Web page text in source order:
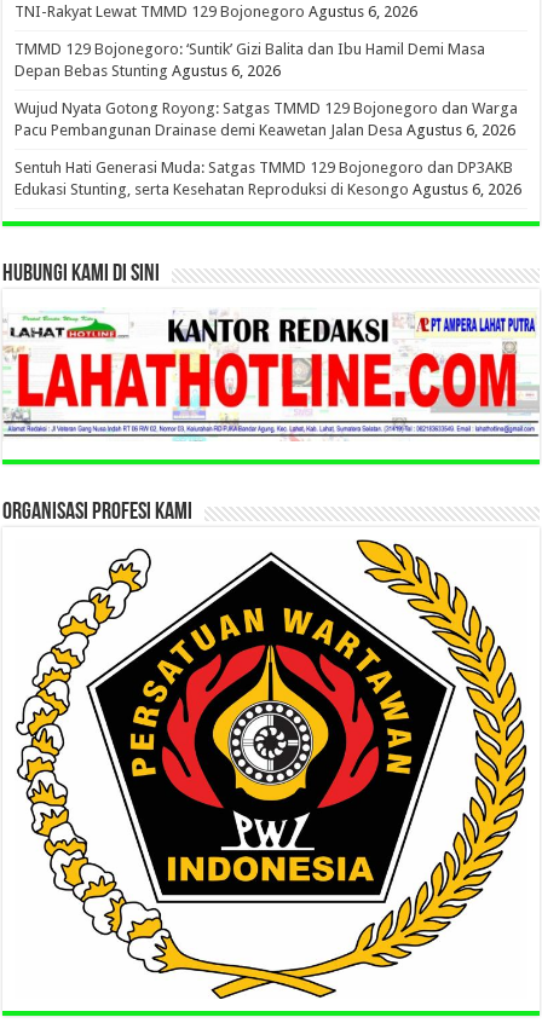
TNI-Rakyat Lewat TMMD 129 Bojonegoro Agustus 6, 2026
TMMD 129 Bojonegoro: ‘Suntik’ Gizi Balita dan Ibu Hamil Demi Masa
Depan Bebas Stunting Agustus 6, 2026
Wujud Nyata Gotong Royong: Satgas TMMD 129 Bojonegoro dan Warga
Pacu Pembangunan Drainase demi Keawetan Jalan Desa Agustus 6, 2026
Sentuh Hati Generasi Muda: Satgas TMMD 129 Bojonegoro dan DP3AKB
Edukasi Stunting, serta Kesehatan Reproduksi di Kesongo Agustus 6, 2026
HUBUNGI KAMI DI SINI
ORGANISASI PROFESI KAMI